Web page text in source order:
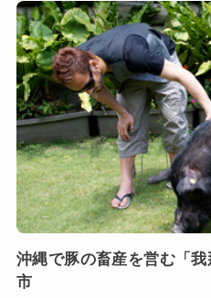
沖縄で豚の畜産を営む「
市